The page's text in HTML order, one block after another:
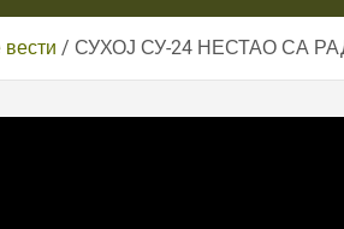
вести СУХОЈ СУ-24 НЕСТАО СА